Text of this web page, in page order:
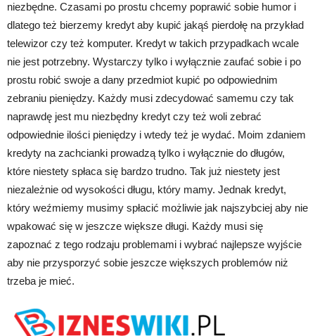
niezbędne. Czasami po prostu chcemy poprawić sobie humor i
dlatego też bierzemy kredyt aby kupić jakąś pierdołę na przykład
telewizor czy też komputer. Kredyt w takich przypadkach wcale
nie jest potrzebny. Wystarczy tylko i wyłącznie zaufać sobie i po
prostu robić swoje a dany przedmiot kupić po odpowiednim
zebraniu pieniędzy. Każdy musi zdecydować samemu czy tak
naprawdę jest mu niezbędny kredyt czy też woli zebrać
odpowiednie ilości pieniędzy i wtedy też je wydać. Moim zdaniem
kredyty na zachcianki prowadzą tylko i wyłącznie do długów,
które niestety spłaca się bardzo trudno. Tak już niestety jest
niezależnie od wysokości długu, który mamy. Jednak kredyt,
który weźmiemy musimy spłacić możliwie jak najszybciej aby nie
wpakować się w jeszcze większe długi. Każdy musi się
zapoznać z tego rodzaju problemami i wybrać najlepsze wyjście
aby nie przysporzyć sobie jeszcze większych problemów niż
trzeba je mieć.